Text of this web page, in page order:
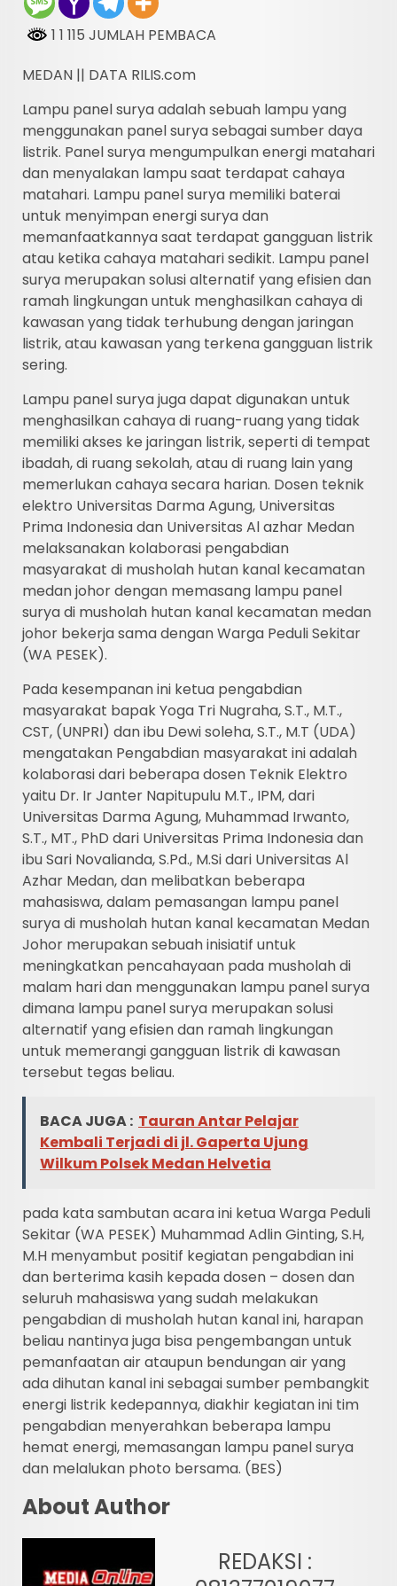
1 1 115 JUMLAH PEMBACA
MEDAN || DATA RILIS.com
Lampu panel surya adalah sebuah lampu yang
menggunakan panel surya sebagai sumber daya
listrik. Panel surya mengumpulkan energi matahari
dan menyalakan lampu saat terdapat cahaya
matahari. Lampu panel surya memiliki baterai
untuk menyimpan energi surya dan
memanfaatkannya saat terdapat gangguan listrik
atau ketika cahaya matahari sedikit. Lampu panel
surya merupakan solusi alternatif yang efisien dan
ramah lingkungan untuk menghasilkan cahaya di
kawasan yang tidak terhubung dengan jaringan
listrik, atau kawasan yang terkena gangguan listrik
sering.
Lampu panel surya juga dapat digunakan untuk
menghasilkan cahaya di ruang-ruang yang tidak
memiliki akses ke jaringan listrik, seperti di tempat
ibadah, di ruang sekolah, atau di ruang lain yang
memerlukan cahaya secara harian. Dosen teknik
elektro Universitas Darma Agung, Universitas
Prima Indonesia dan Universitas Al azhar Medan
melaksanakan kolaborasi pengabdian
masyarakat di musholah hutan kanal kecamatan
medan johor dengan memasang lampu panel
surya di musholah hutan kanal kecamatan medan
johor bekerja sama dengan Warga Peduli Sekitar
(WA PESEK).
Pada kesempanan ini ketua pengabdian
masyarakat bapak Yoga Tri Nugraha, S.T., M.T.,
CST, (UNPRI) dan ibu Dewi soleha, S.T., M.T (UDA)
mengatakan Pengabdian masyarakat ini adalah
kolaborasi dari beberapa dosen Teknik Elektro
yaitu Dr. Ir Janter Napitupulu M.T., IPM, dari
Universitas Darma Agung, Muhammad Irwanto,
S.T., MT., PhD dari Universitas Prima Indonesia dan
ibu Sari Novalianda, S.Pd., M.Si dari Universitas Al
Azhar Medan, dan melibatkan beberapa
mahasiswa, dalam pemasangan lampu panel
surya di musholah hutan kanal kecamatan Medan
Johor merupakan sebuah inisiatif untuk
meningkatkan pencahayaan pada musholah di
malam hari dan menggunakan lampu panel surya
dimana lampu panel surya merupakan solusi
alternatif yang efisien dan ramah lingkungan
untuk memerangi gangguan listrik di kawasan
tersebut tegas beliau.
BACA JUGA : Tauran Antar Pelajar
Kembali Terjadi di jl. Gaperta Ujung
Wilkum Polsek Medan Helvetia
pada kata sambutan acara ini ketua Warga Peduli
Sekitar (WA PESEK) Muhammad Adlin Ginting, S.H,
M.H menyambut positif kegiatan pengabdian ini
dan berterima kasih kepada dosen – dosen dan
seluruh mahasiswa yang sudah melakukan
pengabdian di musholah hutan kanal ini, harapan
beliau nantinya juga bisa pengembangan untuk
pemanfaatan air ataupun bendungan air yang
ada dihutan kanal ini sebagai sumber pembangkit
energi listrik kedepannya, diakhir kegiatan ini tim
pengabdian menyerahkan beberapa lampu
hemat energi, memasangan lampu panel surya
dan melalukan photo bersama. (BES)
About Author
REDAKSI :